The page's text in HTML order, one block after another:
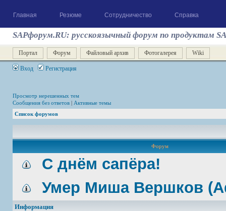
Главная Резюме Сотрудничество Справка
SAPфорум.RU: русскоязычный форум по продуктам
Портал Форум Файловый архив Фотогалерея Wiki
Вход Регистрация
Просмотр нерешенных тем
Сообщения без ответов | Активные темы
Список форумов
Форум
С днём сапёра!
Умер Миша Вершков
Информация